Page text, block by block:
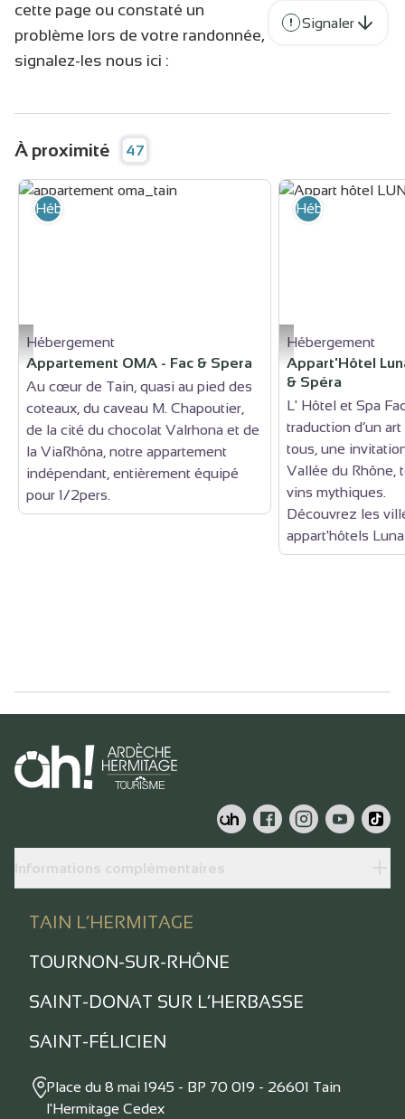
cette page ou constaté un
problème lors de votre randonnée,
signalez-les nous ici :
Signaler
À proximité 47
appartement oma_tain - Chapoutier
Hébergement
Hébergement
Appartement OMA - Fac & Spera
Au cœur de Tain, quasi au pied des
coteaux, du caveau M. Chapoutier,
de la cité du chocolat Valrhona et de
la ViaRhôna, notre appartement
indépendant, entièrement équipé
pour 1/2pers.
Appart hôtel
Hébergement
Hébergement
Appart'Hôtel
& Spéra
L' Hôtel et Spa
traduction d’un
tous, une
Vallée du Rhône,
vins mythiques.
Découvrez les
appart'hôtels
Informations complémentaires
TAIN L’HERMITAGE
TOURNON-SUR-RHÔNE
SAINT-DONAT SUR L’HERBASSE
SAINT-FÉLICIEN
Place du 8 mai 1945 - BP 70 019 - 26601 Tain
l'Hermitage Cedex